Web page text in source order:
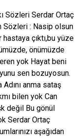
Sözleri Serdar Ortaç
Sözleri : Nasip olsun
çıktı,bu yüze
önümüzde
yok Hayat beni
sen bozuyosun.
anma sataş
bilen yok Can
değil Bu gönül
Serdar Ortaç
aşağıdan